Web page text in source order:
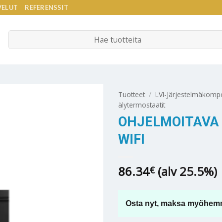
REFERENSSIT
Tuotteet / LVI-
älytermostaatit
WIFI
86.34€ (alv 25.5%)
Osta nyt, maksa